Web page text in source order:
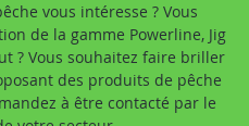
vous intéresse ? Vous
de la gamme Powerline, Jig
? Vous souhaitez faire briller
des produits de pêche
à être contacté par le